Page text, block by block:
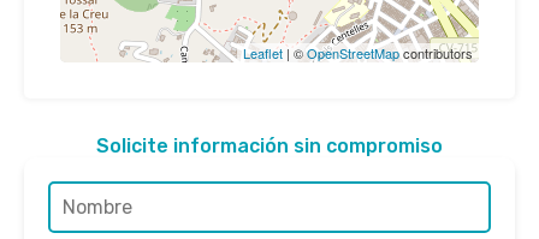
Leaflet | ©OpenStreetMapcontributors
Solicite información sin compromiso